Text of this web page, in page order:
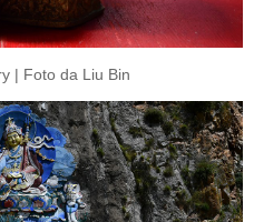
| Foto da Liu Bin